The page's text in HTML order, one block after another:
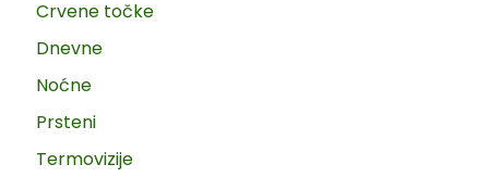
Crvene točke
Dnevne
Noćne
Prsteni
Termovizije